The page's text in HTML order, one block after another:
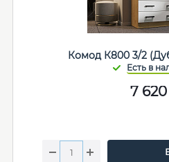
Комод К800 3/2
7 620